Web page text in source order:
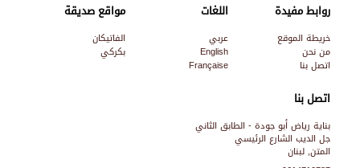
اتصل بنا
بناية رياض أبو جودة - الطابق الثاني
جل الديب الشارع الرئيسي
المتن, لبنان
روابط مفيدة
خريطة الموقع
من نحن
اتصل بنا
اللغات
عربي
English
Française
مواقع صديقة
الفاتيكان
بكركي